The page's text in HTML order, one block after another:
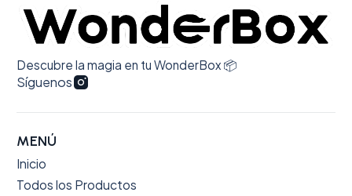
Descubre la magia en tu WonderBox 📦
Síguenos
MENÚ
Inicio
Todos los Productos